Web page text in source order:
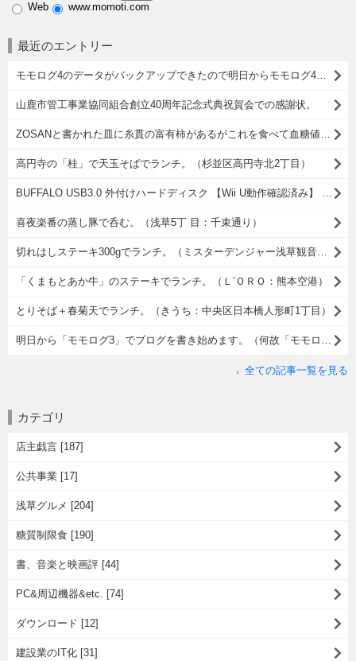
Web www.momoti.com
最近のエントリー
モモログ4のデータがバックアップできたので明日からモモログ4を再開しようかと思う。
山鹿市管工事業協同組合創立40周年記念式典祝賀会での感謝状。
ZOSANと書かれた皿に糸貫の富有柿があるがこれを食べて血糖値が上がったからそれがどうしたというのだ。
高円寺の「桂」で天玉そばでランチ。（杉並区高円寺北2丁目）
BUFFALO USB3.0 外付けハードディスク 【Wii U動作確認済み】 PC/家電対応 2TB HD-LB2.0TU3/N [フラストレーションフリーパッケージ(FFP)]をスカパーの録画用に購入したこと。
喜夜楽番の蒸し豚で呑む。（浅草5丁 目：千束通り）
切れはしステーキ300gでランチ。（ミスターデンジャー浅草観音店：浅草2丁目）
「くまもとあか牛」のステーキでランチ。（Ｌ’ＯＲＯ：熊本空港）
とりそば＋春菊天でランチ。（きうち：中央区日本橋人形町1丁目）
明日から「モモログ3」でブログを書き始めます。（何故「モモログ3」なのかの理由）
全ての記事一覧を見る
カテゴリ
店主戯言 [187]
公共事業 [17]
浅草グルメ [204]
糖質制限食 [190]
書、音楽と映画評 [44]
PC&周辺機器&etc. [74]
ダウンロード [12]
建設業のIT化 [31]